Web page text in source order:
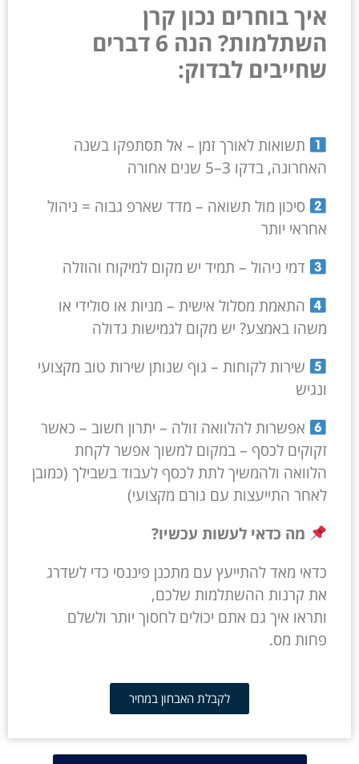
איך בוחרים נכון קרן
השתלמות? הנה 6 דברים
שחייבים לבדוק:
תשואות לאורך זמן – אל תסתפקו בשנה
האחרונה, בדקו 3–5 שנים אחורה
סיכון מול תשואה – מדד שארפ גבוה = ניהול
אחראי יותר
דמי ניהול – תמיד יש מקום למיקוח והוזלה
התאמת מסלול אישית – מניות או סולידי או
משהו באמצע? יש מקום לגמישות גדולה
שירות לקוחות – גוף שנותן שירות טוב מקצועי
ונגיש
אפשרות להלוואה זולה – יתרון חשוב – כאשר
זקוקים לכסף – במקום למשוך אפשר לקחת
הלוואה ולהמשיך לתת לכסף לעבוד בשבילך (כמובן
לאחר התייעצות עם גורם מקצועי)
מה כדאי לעשות עכשיו?
כדאי מאד להתייעץ עם מתכנן פיננסי כדי לשדרג
את קרנות ההשתלמות שלכם,
ותראו איך גם אתם יכולים לחסוך יותר ולשלם
פחות מס.
לקבלת האבחון במחיר